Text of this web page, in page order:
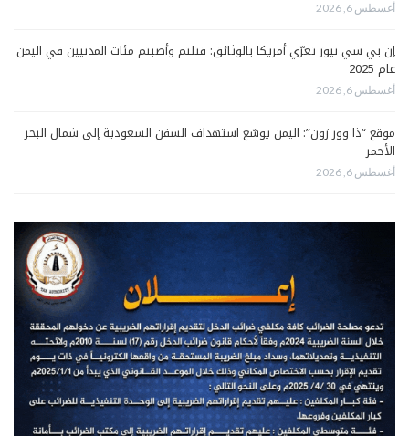
أغسطس 6, 2026
إن بي سي نيوز تعرّي أمريكا بالوثائق: قتلتم وأصبتم مئات المدنيين في اليمن
عام 2025
أغسطس 6, 2026
موقع “ذا وور زون”: اليمن يوسّع استهداف السفن السعودية إلى شمال البحر
الأحمر
أغسطس 6, 2026